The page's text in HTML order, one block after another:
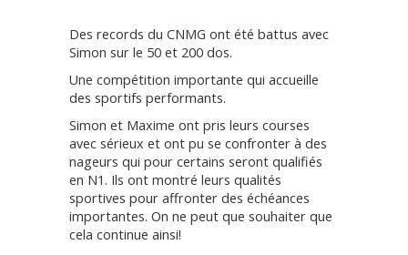
Des records du CNMG ont été battus avec
Simon sur le 50 et 200 dos.
Une compétition importante qui accueille
des sportifs performants.
Simon et Maxime ont pris leurs courses
avec sérieux et ont pu se confronter à des
nageurs qui pour certains seront qualifiés
en N1. Ils ont montré leurs qualités
sportives pour affronter des échéances
importantes. On ne peut que souhaiter que
cela continue ainsi!